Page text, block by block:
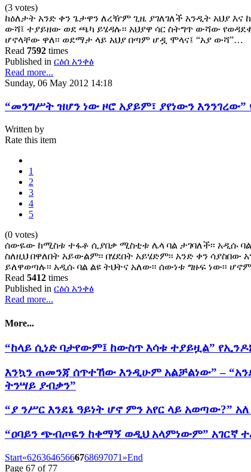
(3 votes)
ከዕለታት አንድ ቀን ጌታዋን ለረዥም ጊዜ ያገለገለች አንዲት አህያ እና
ውሻ፤ ተያይዘው ወደ ጫካ ይሄዳሉ፡፡ አህያዋ ሳር ስትግጥ ውሻው
ሆኖላቸው ዋለ፡፡ ወደማታ ላይ አህያ በጣም ሆዷ ሞላና፤ “አያ ውሻ”…
Read 7592 times
Published in ርዕሰ አንቀፅ
Read more...
Sunday, 06 May 2012 14:18
“መንግሥት ዝሆን ነው ዞሮ አያይም፣ ያየነውን እንንገረው”
Written by
Rate this item
1
2
3
4
5
(0 votes)
ሰውዬው ከሚስቱ ተፋቶ ሲያበቃ ሚስቲቱ ሌላ ባል ታገባለች፡፡ አዲሱ
ስለዚህ በዋለበት አይውልም፡፡ በሄደበት አይሄድም፡፡ አንድ ቀን ሳያስበው
ይለዋወጣሉ፡፡ አዲሱ ባል ልዩ ትህትና አለው፡፡ ሰውነቱ ግዙፍ ነው፡፡
Read 5412 times
Published in ርዕሰ አንቀፅ
Read more...
More...
“ከላይ ሲነድ ባታየውም፤ ከውስጥ እሳቱ ተያይዟል”
እንኳን ጠመንጃ ሰጥተኸው እንዲሁም አልቻልነው” –
ትንሣይ ያብቃን”
“ያ ንሥር እንደኔ ዓይነት ሆኖ ምን አየር ላይ አወጣው?”
“ዐባይን ጭብጦዬን ከቀማኝ ወዲህ አላምነውም” አገርኛ
Start«62636465666768697071 »End
Page 67 of 77